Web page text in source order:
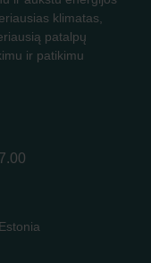
klimatas,
patalpų
ir patikimu